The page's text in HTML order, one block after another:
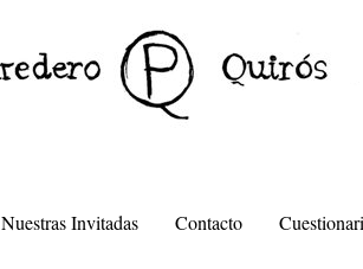
Nuestras Invitadas Contacto